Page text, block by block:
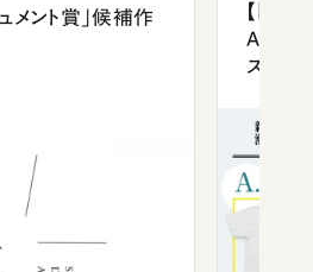
メント賞」候補作
【「新
ズプレ